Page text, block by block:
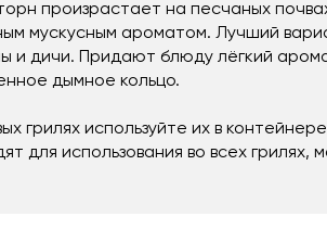
произрастает на песчаных
мускусным ароматом. Лучший
и дичи. Придают блюду лёгкий
дымное кольцо.
грилях используйте их в
для использования во всех грилях,